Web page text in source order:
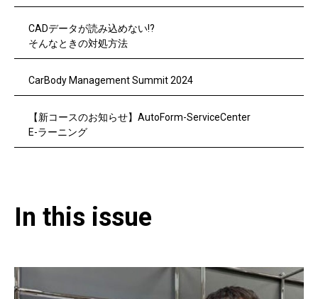
CADデータが読み込めない!?
そんなときの対処方法
CarBody Management Summit 2024
【新コースのお知らせ】AutoForm-ServiceCenter
E-ラーニング
In this issue​